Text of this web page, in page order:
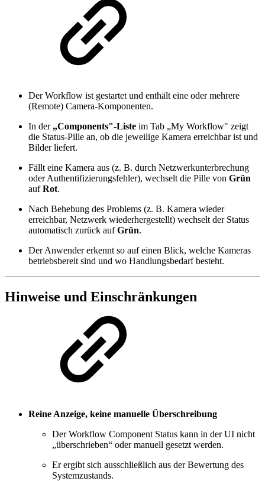
Der Workflow ist gestartet und enthält eine oder mehrere
(Remote) Camera-Komponenten.
In der „Components"-Liste im Tab „My Workflow" zeigt
die Status-Pille an, ob die jeweilige Kamera erreichbar ist und
Bilder liefert.
Fällt eine Kamera aus (z. B. durch Netzwerkunterbrechung
oder Authentifizierungsfehler), wechselt die Pille von Grün
aufRot.
Nach Behebung des Problems (z. B. Kamera wieder
erreichbar, Netzwerk wiederhergestellt) wechselt der Status
automatisch zurück aufGrün.
Der Anwender erkennt so auf einen Blick, welche Kameras
betriebsbereit sind und wo Handlungsbedarf besteht.
Hinweise und Einschränkungen
Reine Anzeige, keine manuelle Überschreibung
Der Workflow Component Status kann in der UI nicht
„überschrieben“ oder manuell gesetzt werden.
Er ergibt sich ausschließlich aus der Bewertung des
Systemzustands.